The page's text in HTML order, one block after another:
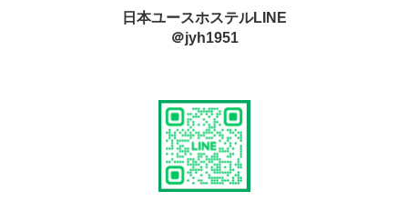
日本ユースホステルLINE
＠jyh1951